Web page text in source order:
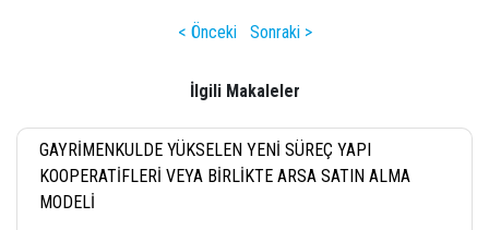
< Önceki Sonraki >
İlgili Makaleler
GAYRİMENKULDE YÜKSELEN YENİ SÜREÇ YAPI
KOOPERATİFLERİ VEYA BİRLİKTE ARSA SATIN ALMA
MODELİ